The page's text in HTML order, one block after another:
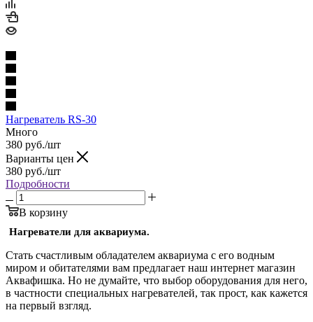
Нагреватель RS-30
Много
380 руб./шт
Варианты цен
380 руб./шт
Подробности
В корзину
Нагреватели для аквариума.
Стать счастливым обладателем аквариума с его водным
миром и обитателями вам предлагает наш интернет магазин
Аквафишка. Но не думайте, что выбор оборудования для него,
в частности специальных нагревателей, так прост, как кажется
на первый взгляд.